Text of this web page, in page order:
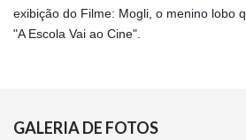
exibição do Filme: Mogli, o menino lobo
"A Escola Vai ao Cine".
GALERIA DE FOTOS